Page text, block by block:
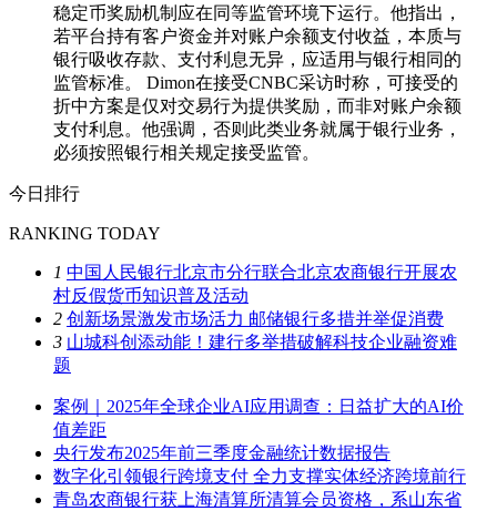
稳定币奖励机制应在同等监管环境下运行。他指出，
若平台持有客户资金并对账户余额支付收益，本质与
银行吸收存款、支付利息无异，应适用与银行相同的
监管标准。 Dimon在接受CNBC采访时称，可接受的
折中方案是仅对交易行为提供奖励，而非对账户余额
支付利息。他强调，否则此类业务就属于银行业务，
必须按照银行相关规定接受监管。
今日排行
RANKING TODAY
1 中国人民银行北京市分行联合北京农商银行开展农
村反假货币知识普及活动
2 创新场景激发市场活力 邮储银行多措并举促消费
3 山城科创添动能！建行多举措破解科技企业融资难
题
案例｜2025年全球企业AI应用调查：日益扩大的AI价
值差距
央行发布2025年前三季度金融统计数据报告
数字化引领银行跨境支付 全力支撑实体经济跨境前行
青岛农商银行获上海清算所清算会员资格，系山东省